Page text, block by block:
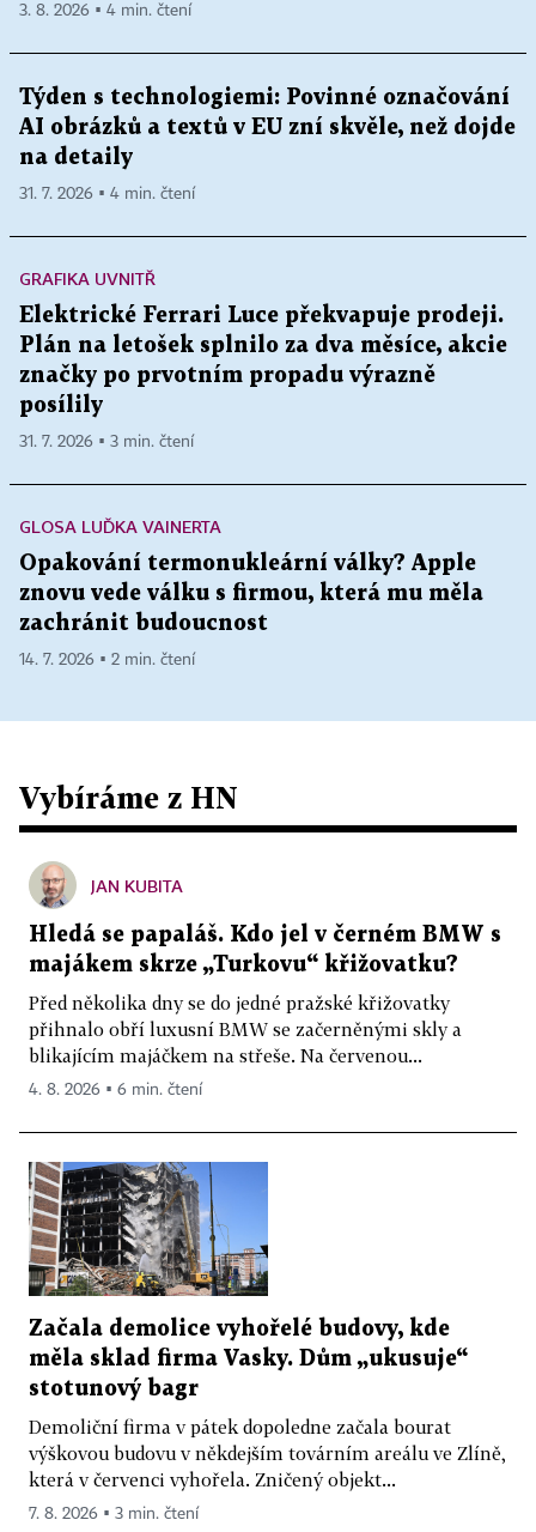
3. 8. 2026 ▪ 4 min. čtení
Týden s technologiemi: Povinné označování
AI obrázků a textů v EU zní skvěle, než dojde
na detaily
31. 7. 2026 ▪ 4 min. čtení
GRAFIKA UVNITŘ
Elektrické Ferrari Luce překvapuje prodeji.
Plán na letošek splnilo za dva měsíce, akcie
značky po prvotním propadu výrazně
posílily
31. 7. 2026 ▪ 3 min. čtení
GLOSA LUĎKA VAINERTA
Opakování termonukleární války? Apple
znovu vede válku s firmou, která mu měla
zachránit budoucnost
14. 7. 2026 ▪ 2 min. čtení
Vybíráme z HN
JAN KUBITA
Hledá se papaláš. Kdo jel v černém BMW s
majákem skrze „Turkovu“ křižovatku?
Před několika dny se do jedné pražské křižovatky
přihnalo obří luxusní BMW se začerněnými skly a
blikajícím majáčkem na střeše. Na červenou...
4. 8. 2026 ▪ 6 min. čtení
Začala demolice vyhořelé budovy, kde
měla sklad firma Vasky. Dům „ukusuje“
stotunový bagr
Demoliční firma v pátek dopoledne začala bourat
výškovou budovu v někdejším továrním areálu ve Zlíně,
která v červenci vyhořela. Zničený objekt...
7. 8. 2026 ▪ 3 min. čtení